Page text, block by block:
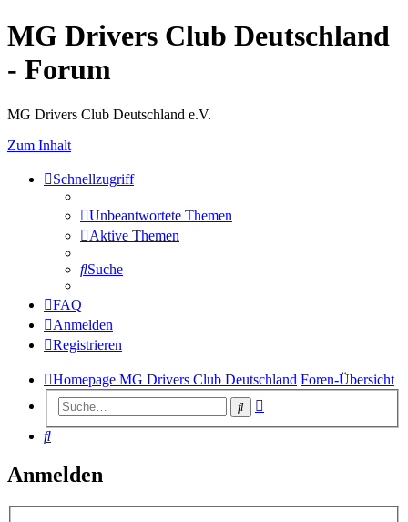
MG Drivers Club Deutschland
- Forum
MG Drivers Club Deutschland e.V.
Zum Inhalt
Schnellzugriff
Unbeantwortete Themen
Aktive Themen
Suche
FAQ
Anmelden
Registrieren
Homepage MG Drivers Club Deutschland Foren-Übersicht
Suche
Suche
Anmelden